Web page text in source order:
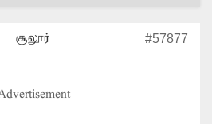
சூலூர் #57877